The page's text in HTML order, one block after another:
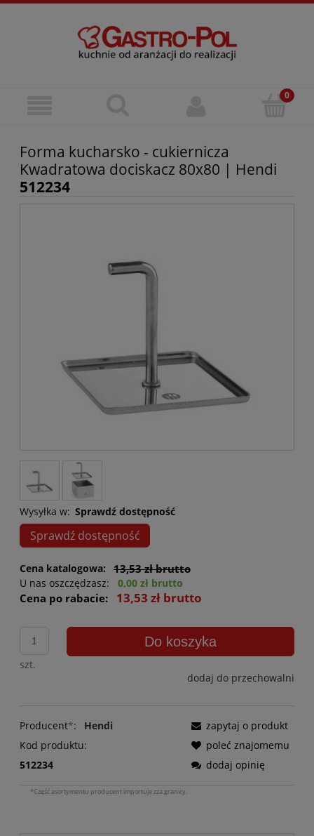
Forma kucharsko - cukiernicza
Kwadratowa dociskacz 80x80 | Hendi
512234
Wysyłka w: Sprawdź dostępność
Sprawdź dostępność
Cena katalogowa: 13,53 zł brutto
U nas oszczędzasz: 0,00 zł brutto
Cena po rabacie: 13,53 zł brutto
szt.
Do koszyka
dodaj do przechowalni
Producent*:
Hendi
Kod produktu:
512234
zapytaj o produkt
poleć znajomemu
dodaj opinię
*Część asortymentu producent importuje zza granicy.